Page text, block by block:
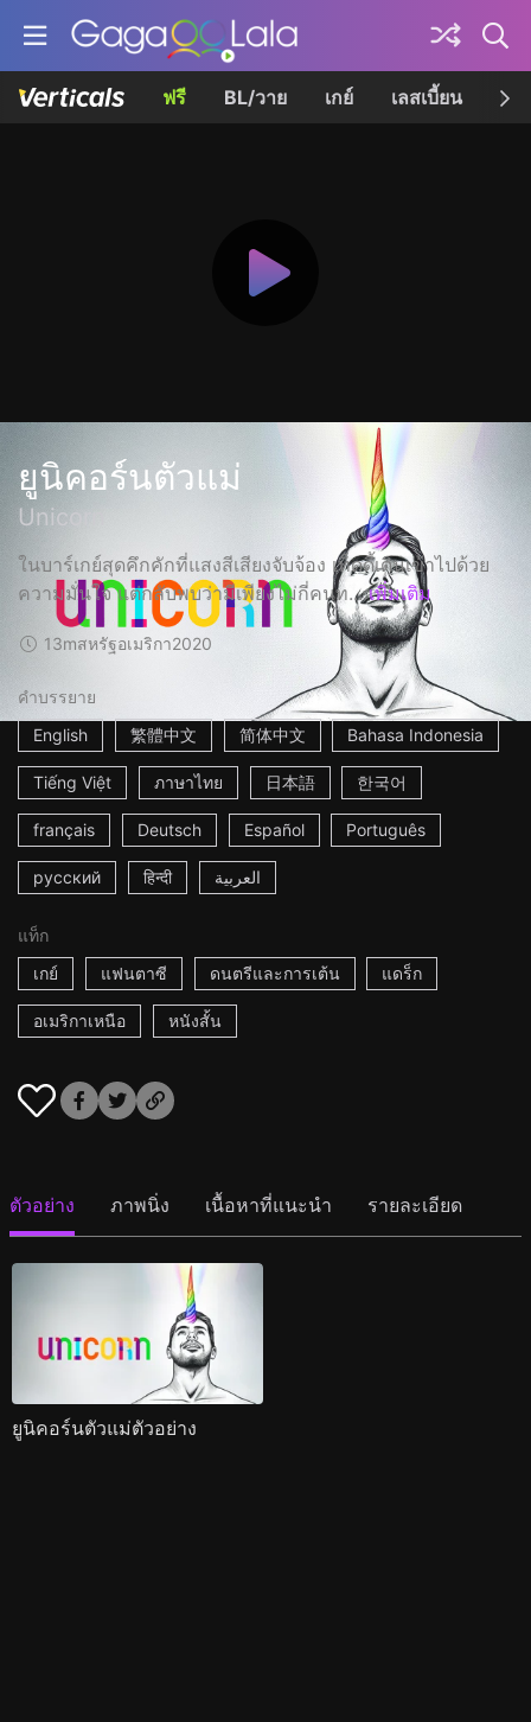
ฟรี BL/วาย เกย์ เลสเบี้ยน เค
ยูนิคอร์นตัวแม่
Unicorn
ในบาร์เกย์สุดคึกคักที่แสงสีเสียงจับจ้อง เท็ดดี้เดินเข้าไปด้วย
ความมั่นใจ แต่กลับพบว่ามีเพียงไม่กี่คนท... เพิ่มเติม
13mสหรัฐอเมริกา2020
คำบรรยาย
English
繁體中文 简体中文 Bahasa Indonesia
Tiếng Việt ภาษาไทย 日本語 한국어
français Deutsch Español Português
русский हिन्दी العربية
แท็ก
เกย์
แฟนตาซี ดนตรีและการเต้น แดร็ก
อเมริกาเหนือ หนังสั้น
ตัวอย่าง ภาพนิ่ง เนื้อหาที่แนะนำ รายละเอียด
ยูนิคอร์นตัวแม่ตัวอย่าง